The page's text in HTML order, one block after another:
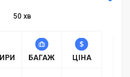
50 хв
БАГАЖ ЦІНА